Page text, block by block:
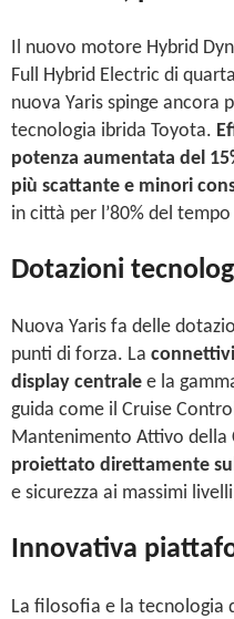
Il nuovo motore Hybrid
Full Hybrid Electric di
nuova Yaris spinge ancora
tecnologia ibrida Toyota.
potenza aumentata del
più scattante e minori
in città per l’80% del
Dotazioni
Nuova Yaris fa delle
punti di forza. La
display centrale e la
guida come il Cruise
Mantenimento Attivo della
proiettato direttamente
e sicurezza ai massimi
Innovativa
La filosofia e la tecnologia